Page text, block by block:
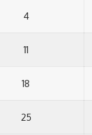
4
11
18
25